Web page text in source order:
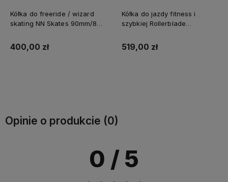
Kółka do freeride / wizard
skating NN Skates 90mm/85a
400,00 zł
Kółka do jazdy fitness i
szybkiej Rollerblade
519,00 zł
Opinie o produkcie (0)
0 / 5